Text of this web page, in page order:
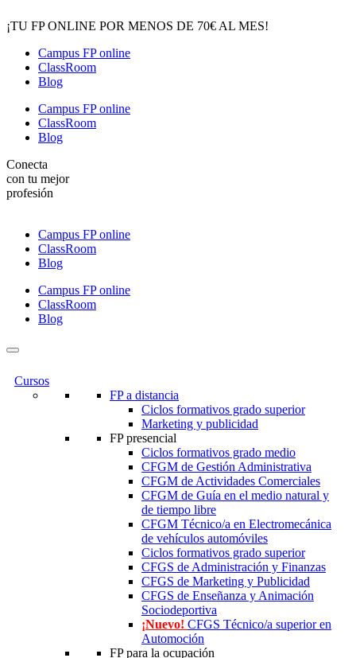
¡TU FP ONLINE POR MENOS DE 70€ AL MES!
Campus FP online
ClassRoom
Blog
Campus FP online
ClassRoom
Blog
Conecta
con tu mejor
profesión
Campus FP online
ClassRoom
Blog
Campus FP online
ClassRoom
Blog
Cursos
FP a distancia
Ciclos formativos grado superior
Marketing y publicidad
FP presencial
Ciclos formativos grado medio
CFGM de Gestión Administrativa
CFGM de Actividades Comerciales
CFGM de Guía en el medio natural y
de tiempo libre
CFGM Técnico/a en Electromecánica
de vehículos automóviles
Ciclos formativos grado superior
CFGS de Administración y Finanzas
CFGS de Marketing y Publicidad
CFGS de Enseñanza y Animación
Sociodeportiva
¡Nuevo! CFGS Técnico/a superior en
Automoción
FP para la ocupación